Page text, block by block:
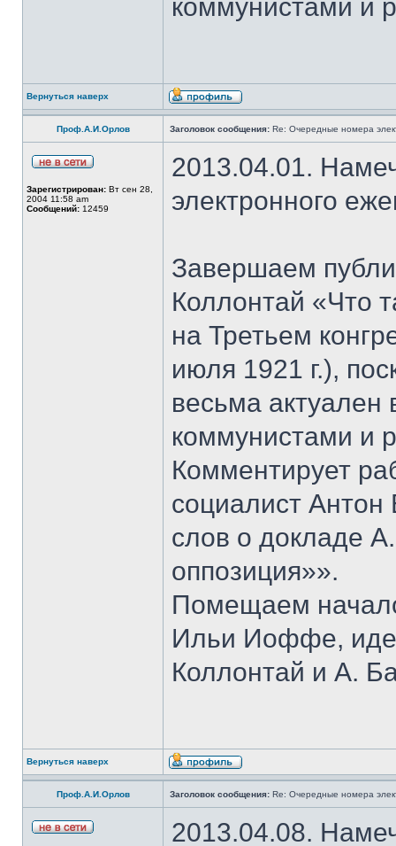
коммунистами и
Вернуться наверх
Проф.А.И.Орлов Заголовок сообщения: Re: Очередные номера
Зарегистрирован: Вт сен 28,
2004 11:58 am
Сообщений: 12459
2013.04.01.
электронного
Завершаем
Коллoнтай «Что
на Третьем
июля 1921 г.),
весьма
коммунистами и
Комментирует
социалист Антон
слов о докладе
оппозиция»».
Помещаем
Ильи Иоффе,
Коллонтай и А.
Вернуться наверх
Проф.А.И.Орлов Заголовок сообщения: Re: Очередные номера
2013.04.08.